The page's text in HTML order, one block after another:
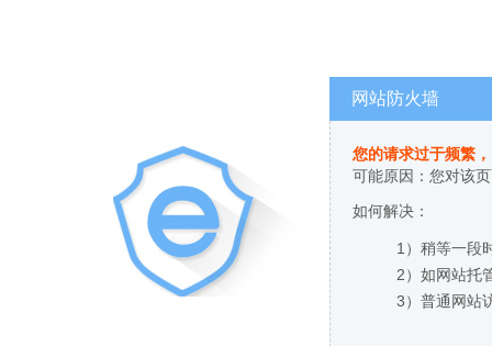
网站防火墙
您的请求过于频繁
可能原因：您对该
如何解决：
1）稍等一段
2）如网站托
3）普通网站